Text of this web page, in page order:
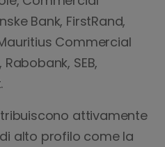
Bank, FirstRand,
Commercial
Rabobank, SEB,
attivamente
alto profilo come la